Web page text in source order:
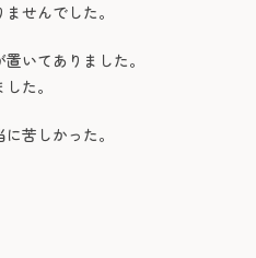
せんでした。
いてありました。
た。
苦しかった。